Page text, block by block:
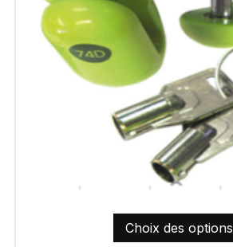
Choix des options
être
choisies
sur
page
du
produit